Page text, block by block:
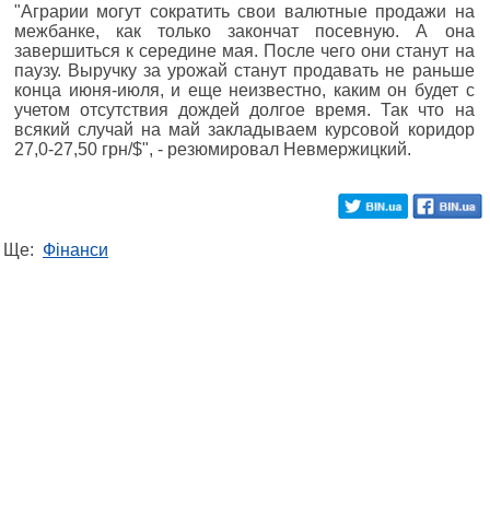
"Аграрии могут сократить свои валютные продажи на
межбанке, как только закончат посевную. А она
завершиться к середине мая. После чего они станут на
паузу. Выручку за урожай станут продавать не раньше
конца июня-июля, и еще неизвестно, каким он будет с
учетом отсутствия дождей долгое время. Так что на
всякий случай на май закладываем курсовой коридор
27,0-27,50 грн/$", - резюмировал Невмержицкий.
Ще: Фінанси